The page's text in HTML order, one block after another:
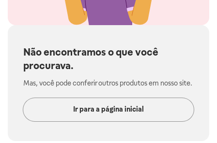
Não encontramos o que você
procurava.
Mas, você pode conferir outros produtos em nosso site.
Ir para a página inicial